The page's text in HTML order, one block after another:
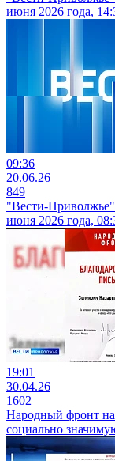
июня 2026 года,
09:36
20.06.26
849
"Вести-
июня 2026 года,
19:01
30.04.26
1602
Народный фронт
социально